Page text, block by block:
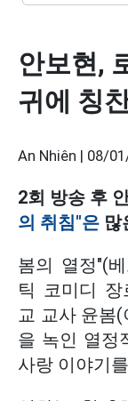
안보현,
귀에 칭
An Nhiên | 08/
2회 방송 후
의 취침"은 많
봄의 열정"(
틱 코미디 장
교 교사 윤봄
을 녹인 열정
사랑 이야기